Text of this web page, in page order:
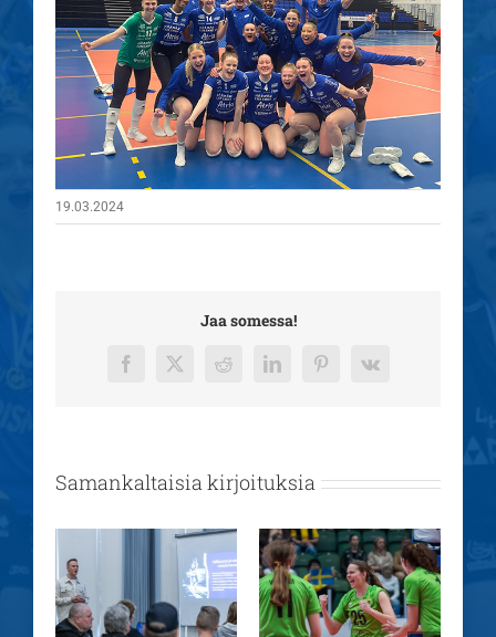
19.03.2024
Jaa somessa!
Facebook
X RedditLinkedInPinterest
Vk
Samankaltaisia kirjoituksia